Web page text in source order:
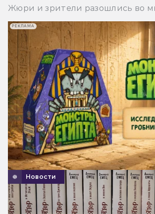
Жюри и зрители разошлись во
Новости
РЕКЛАМА